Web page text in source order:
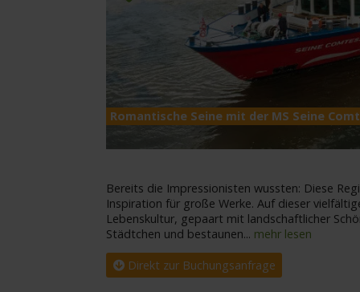
Romantische Seine mit der MS Seine
Bereits die Impressionisten wussten: Diese
Inspiration für große Werke. Auf dieser
Lebenskultur, gepaart mit landschaftlicher
Städtchen und bestaunen... mehr lesen
Direkt zur Buchungsanfrage